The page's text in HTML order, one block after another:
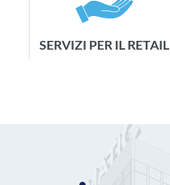
SERVIZI PER IL RETAIL